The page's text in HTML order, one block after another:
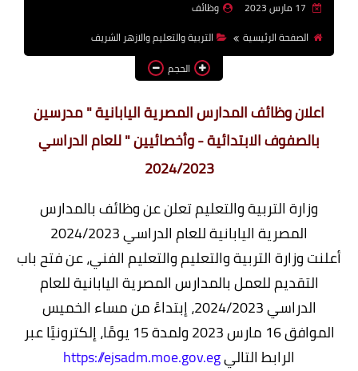
بالجامعات والمعاهد
اخبار
وظائف
الصفحة الرئيسية
التربية والتعليم والازهر الشريف
الحجم
اعلان وظائف المدارس المصرية اليابانية " مدرسين
بالصفوف الابتدائية - وأخصائيين " للعام الدراسي
2024/2023
وزارة التربية والتعليم تعلن عن وظائف بالمدارس
المصرية اليابانية للعام الدراسي 2024/2023
أعلنت وزارة التربية والتعليم والتعليم الفني، عن فتح باب
التقديم للعمل بالمدارس المصرية اليابانية للعام
الدراسي 2024/2023، إبتداءً من مساء الخميس
الموافق 16 مارس 2023 ولمدة 15 يومًا، إلكترونيًا عبر
الرابط التاليhttps://ejsadm.moe.gov.eg